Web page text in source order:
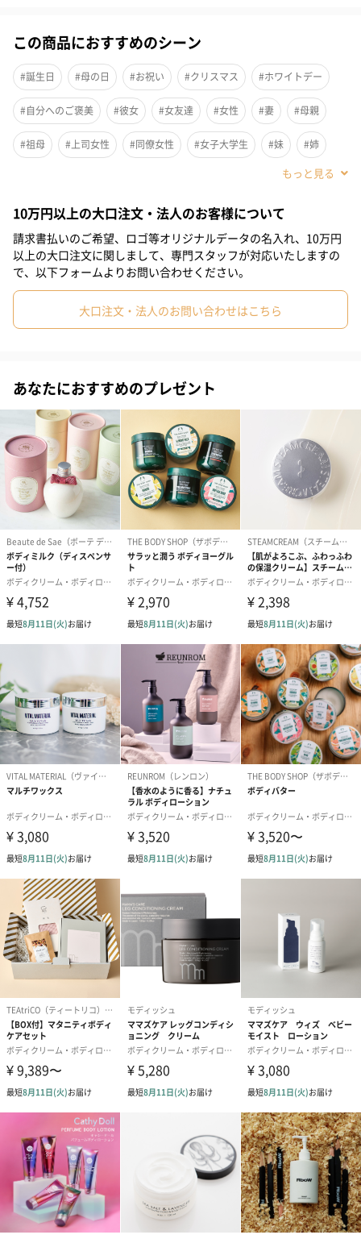
濃密なミルクを思わせる滑らかなテクスチャーが、お肌に溶け込
むように馴染むボディミルク。オーガニックオーツ ミルクがお肌
のコンディションを整えるとともに潤いを与え、ビタミンが豊富
なアーモンドオイルが潤いの浸透や保湿をサポートします。
こまめにケアすることで、柔らかくしなやかな輝きを放つお肌
へ。
グリーンローズ
新鮮なグリーンローズが放つ、透明感あふれる聡明な香り。豊か
な緑とみずみずしい花々に満たされる、夢のようなひとときを演
出します。
イノセントでありながら官能的なエッセンスを秘めた、穏やかで
奥ゆかしい香り。上品で美しい香りのハーモニーがゆったりとし
た優雅さを演出します。
ラベンダーアップル
喜びがあふれだすようなフルーティーな香り。フレッシュなラベ
ンダーとジューシーなグリーンアップルの組み合せが、わくわく
するような気分へと導いてくれます。
ご使用方法
適量をとり、円を描くようにマッサージし、十分になじませま
す。
「SABON（サボン）」
イスラエル発の「ナチュラル・ビューティー」
1997年、二人のイスラエル人によって創設された「SABON」は、
心地よい香りとテクスチャーで肌と心を慈しむビューティープロ
ダクトを作り続けています。
クラシカルなデザインとモダンな感性、自然に対する愛と感謝に
あふれた在り方は、やがてイスラエルを飛び出し、世界で愛され
るグローバルブランドへと進化しました。
肌を柔らかく整える、濃密なボディミルク
「SABON」の「シルキーボディミルク」は、なめらかなミルクの
ようなテクスチャーと上品な香りで身も心も癒されるボディミル
ク。上質なボタニカルオイルがきめの細かい、柔らかな肌に導き
ます。
毎日頑張る自分へのご褒美に、大切な方への贈り物にいかがでし
ょうか？
この商品におすすめのシーン
#誕生日 #母の日 #お祝い #クリスマス #ホワイトデー
#自分へのご褒美 #彼女 #女友達 #女性 #妻 #母親
#祖母 #上司女性 #同僚女性 #女子大学生 #妹 #姉
#20代前半
#20代後半 #30代 #40代 #50代 #60代
10万円以上の大口注文・法人のお客様について
請求書払いのご希望、ロゴ等オリジナルデータの名入れ、10万円
以上の大口注文に関しまして、専門スタッフが対応いたしますの
で、以下フォームよりお問い合わせください。
大口注文・法人のお問い合わせはこちら
あなたにおすすめのプレゼント